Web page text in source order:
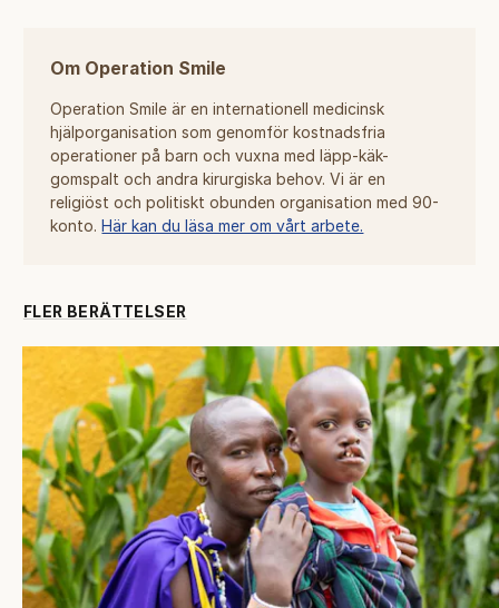
Om Operation Smile
Operation Smile är en internationell medicinsk
hjälporganisation som genomför kostnadsfria
operationer på barn och vuxna med läpp-käk-
gomspalt och andra kirurgiska behov. Vi är en
religiöst och politiskt obunden organisation med 90-
konto. Här kan du läsa mer om vårt arbete.
FLER BERÄTTELSER